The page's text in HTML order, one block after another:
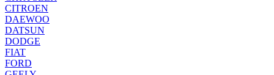
CITROEN
DAEWOO
DATSUN
DODGE
FIAT
FORD